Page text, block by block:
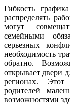
Гибкость
распределять
могут
семейными
серьезных
необходимость
обратно.
открывает двери
регионах.
родителей
возможностями